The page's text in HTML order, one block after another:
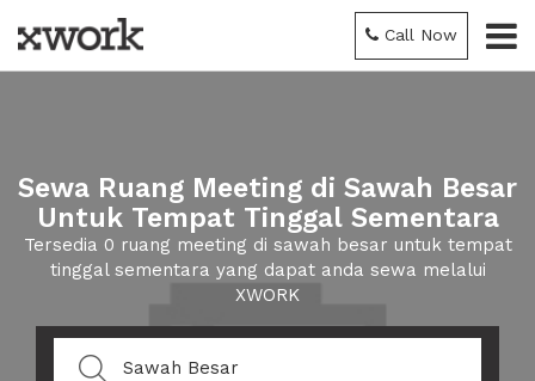
Call Now
Sewa Ruang Meeting di Sawah Besar
Untuk Tempat Tinggal Sementara
Tersedia 0 ruang meeting di sawah besar untuk tempat
tinggal sementara yang dapat anda sewa melalui
XWORK